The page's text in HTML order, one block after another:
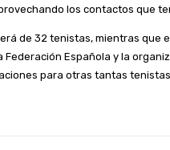
los contactos que
de 32 tenistas, mientras que
Federación Española y la
para otras tantas